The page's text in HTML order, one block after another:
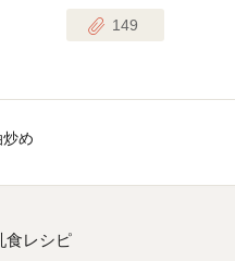
149
め
食レシピ